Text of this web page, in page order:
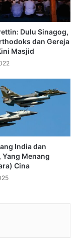
Dulu Sinagog,
dan Gereja
Masjid
India dan
Yang Menang
Cina